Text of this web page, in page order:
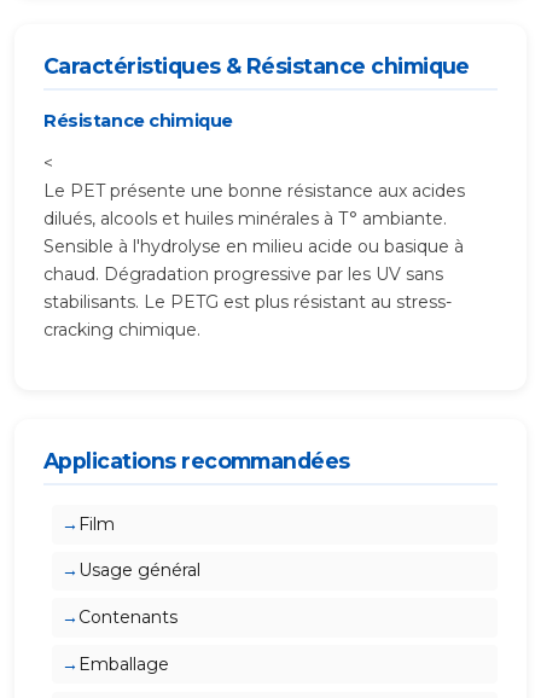
Caractéristiques & Résistance chimique
Résistance chimique
<
Le PET présente une bonne résistance aux acides
dilués, alcools et huiles minérales à T° ambiante.
Sensible à l'hydrolyse en milieu acide ou basique à
chaud. Dégradation progressive par les UV sans
stabilisants. Le PETG est plus résistant au stress-
cracking chimique.
Applications recommandées
Film
Usage général
Contenants
Emballage